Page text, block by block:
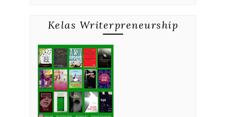
Kelas Writerpreneurship